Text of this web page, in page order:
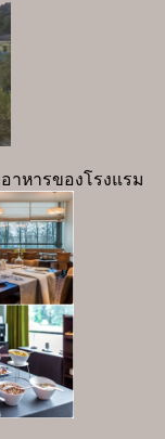
าหารของโรงแรม